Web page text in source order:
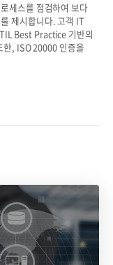
세스를 점검하여 보다
제시합니다.고객 IT
Best Practice 기반의
한, ISO 20000 인증을